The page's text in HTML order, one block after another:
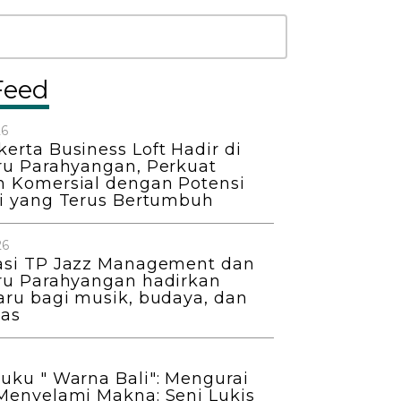
Business Loft Hadir di
Parahyangan, Perkuat
Komersial dengan Potensi
yang Terus Bertumbuh
TP Jazz Management dan
Parahyangan hadirkan
bagi musik, budaya, dan
" Warna Bali": Mengurai
Makna: Seni Lukis